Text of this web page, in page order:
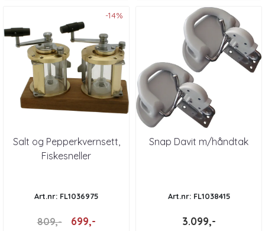
-14%
Salt og Pepperkvernsett,
Fiskesneller
Art.nr: FL1036975
809,- 699,-
Snap Davit m/håndtak
Art.nr: FL1038415
3.099,-